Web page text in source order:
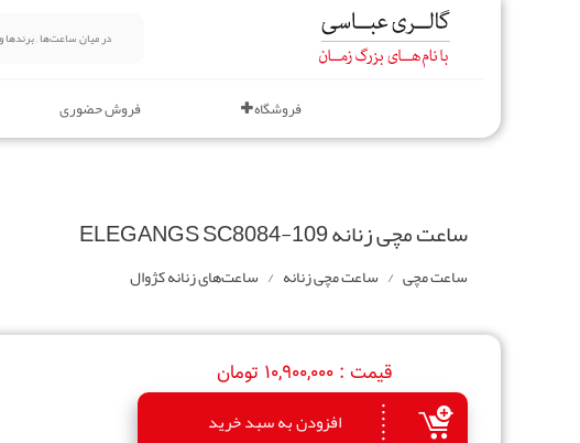
فروشگاه فروش حضوری
ساعت مچی زنانه ELEGANGS SC8084-109
ساعت مچی ساعت مچی زنانه ساعت‌های زنانه کژوال
قیمت : 10,900,000 تومان
افزودن به سبد خرید